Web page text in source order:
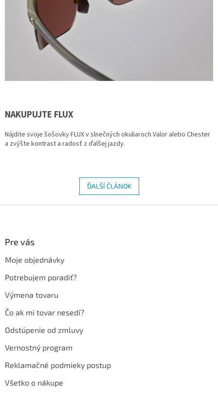
NAKUPUJTE FLUX
Nájdite svoje šošovky FLUX v slnečných okuliaroch Valor alebo Chester
a zvýšte kontrast a radosť z ďalšej jazdy.
ĎALŠÍ ČLÁNOK
Pre vás
Moje objednávky
Potrebujem poradiť?
Výmena tovaru
Čo ak mi tovar nesedí?
Odstúpenie od zmluvy
Vernostný program
Reklamačné podmieky postup
Všetko o nákupe